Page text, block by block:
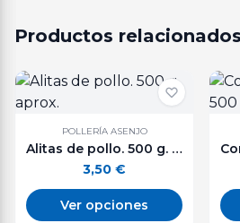
Productos relacionados
POLLERÍA ASENJO
Alitas de pollo. 500 g. aprox.
3,50 €
Ver opciones